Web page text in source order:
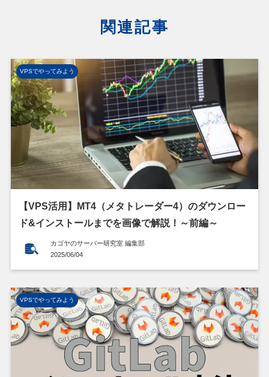
関連記事
VPSでやってみよう
【VPS活用】MT4（メタトレーダー4）のダウンロー
ド&インストールまでを画像で解説！～前編～
カゴヤのサーバー研究室 編集部
2025/06/04
VPSでやってみよう